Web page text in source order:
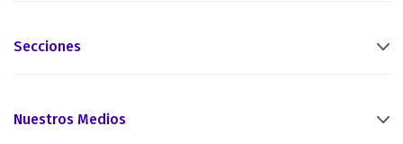
Secciones
Nuestros Medios